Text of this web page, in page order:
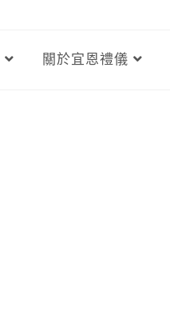
關於宜恩禮儀